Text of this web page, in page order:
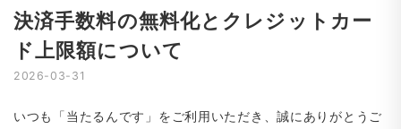
決済手数料の無料化とクレジットカー
ド上限額について
2026-03-31
いつも「当たるんです」をご利用いただき、誠にありがとうご